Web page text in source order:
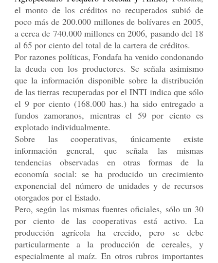
el monto de los créditos no recuperados subió de
poco más de 200.000 millones de bolívares en 2005,
a cerca de 740.000 millones en 2006, pasando del 18
al 65 por ciento del total de la cartera de créditos.
Por razones políticas, Fondafa ha venido condonando
la deuda con los productores. Se señala asimismo
que la información disponible sobre la distribución
de las tierras recuperadas por el INTI indica que sólo
el 9 por ciento (168.000 has.) ha sido entregado a
fundos zamoranos, mientras el 59 por ciento es
explotado individualmente.
Sobre las cooperativas, únicamente existe
información general, que señala las mismas
tendencias observadas en otras formas de la
economía social: se ha producido un crecimiento
exponencial del número de unidades y de recursos
otorgados por el Estado.
Pero, según las mismas fuentes oficiales, sólo un 30
por ciento de las cooperativas está activo. La
producción agrícola ha crecido, pero se debe
particularmente a la producción de cereales, y
especialmente al maíz. En otros rubros importantes